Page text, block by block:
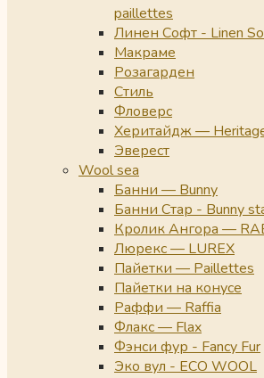
paillettes
Линен Софт - Linen
Макраме
Розагарден
Стиль
Фловерс
Херитайдж —
Эверест
Wool sea
Банни — Bunny
Банни Стар - Bunny
Кролик Ангора —
Люрекс — LUREX
Пайетки — Paillettes
Пайетки на конусе
Раффи — Raffia
Флакс — Flax
Фэнси фур - Fancy Fur
Эко вул - ECO WOOL